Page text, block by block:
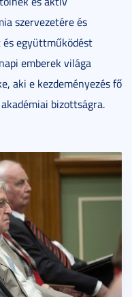
szervezetére és
együttműködést
emberek világa
aki e kezdeményezés fő
bizottságra.